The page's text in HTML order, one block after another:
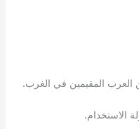
العرب المقيمين في الغرب.
الاستخدام.